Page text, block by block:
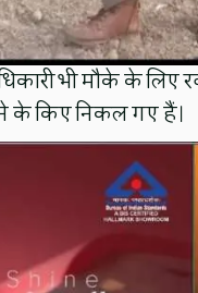
भी मौके के लिए
के किए निकल गए हैं।